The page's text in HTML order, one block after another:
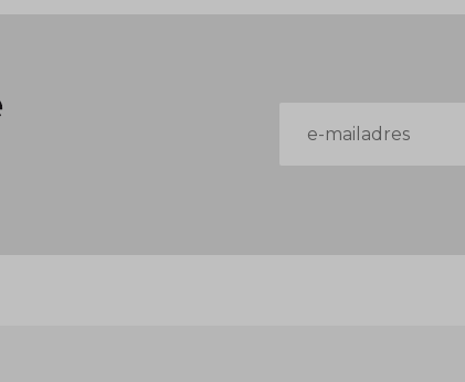
mailadres